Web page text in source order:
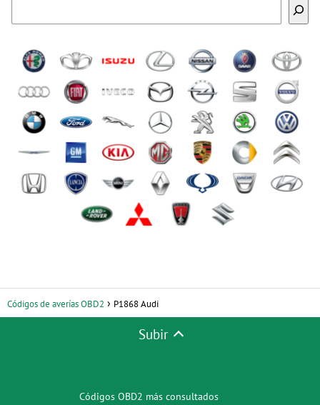
Códigos de averías OBD2 P1868 Audi
Subir
Códigos OBD2 más consultados